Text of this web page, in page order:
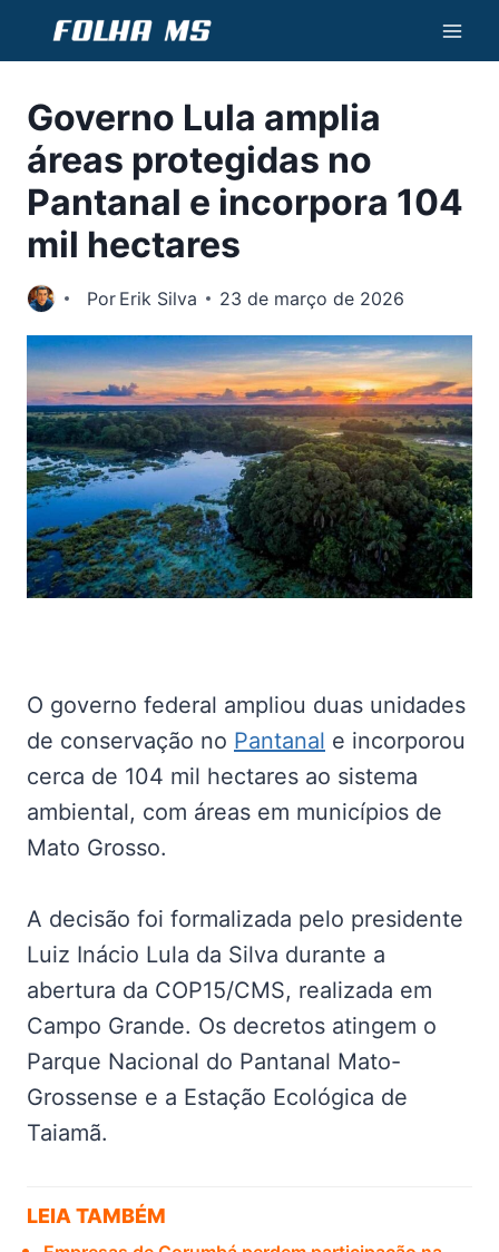
Conteúdo
Governo Lula amplia
áreas protegidas no
Pantanal e incorpora 104
mil hectares
Por Erik Silva 23 de março de 2026
O governo federal ampliou duas unidades
de conservação no Pantanal e incorporou
cerca de 104 mil hectares ao sistema
ambiental, com áreas em municípios de
Mato Grosso.
A decisão foi formalizada pelo presidente
Luiz Inácio Lula da Silva durante a
abertura da COP15/CMS, realizada em
Campo Grande. Os decretos atingem o
Parque Nacional do Pantanal Mato-
Grossense e a Estação Ecológica de
Taiamã.
LEIA TAMBÉM